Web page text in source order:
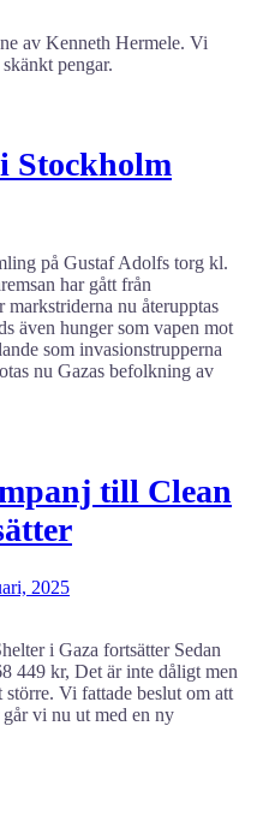
av Kenneth Hermele. Vi
pengar.
Stockholm
på Gustaf Adolfs torg kl.
har gått från
nu återupptas
även hunger som vapen mot
som invasionstrupperna
nu Gazas befolkning av
till Clean
2025
i Gaza fortsätter Sedan
449 kr, Det är inte dåligt men
Vi fattade beslut om att
vi nu ut med en ny